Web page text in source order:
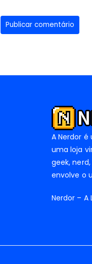
A Nerdor
uma loja
geek,
envolve o
Nerdor – A